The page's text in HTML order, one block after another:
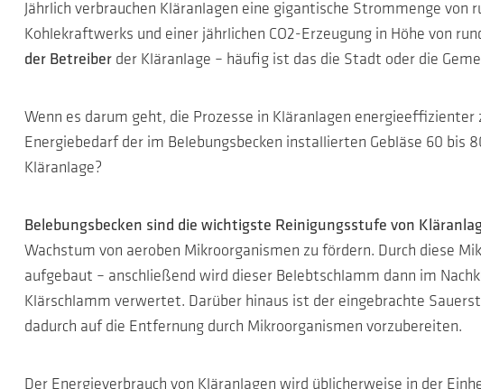
Jährlich verbrauchen Kläranlagen eine gigantische Strommenge
Kohlekraftwerks und einer jährlichen CO2-Erzeugung in Höhe von
der Betreiber der Kläranlage – häufig ist das die Stadt oder die
Wenn es darum geht, die Prozesse in Kläranlagen
Energiebedarf der im Belebungsbecken installierten Gebläse 60
Kläranlage?
Belebungsbecken sind die wichtigste Reinigungsstufe von
Wachstum von aeroben Mikroorganismen zu fördern. Durch diese
aufgebaut – anschließend wird dieser Belebtschlamm dann im
Klärschlamm verwertet. Darüber hinaus ist der eingebrachte
dadurch auf die Entfernung durch Mikroorganismen vorzubereiten.
Der Energieverbrauch von Kläranlagen wird üblicherweise in der